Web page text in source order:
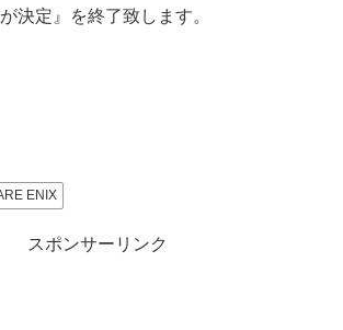
決定』を終了致します。
ENIX
スポンサーリンク